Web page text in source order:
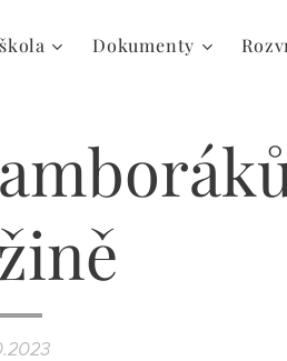
Dokumenty